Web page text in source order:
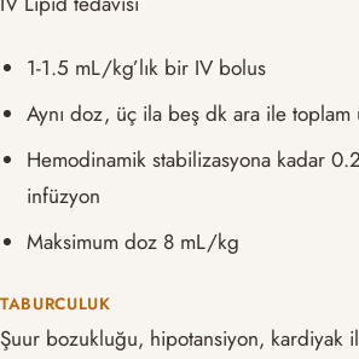
1-1.5 mL/kg’lık bir IV bolus
Aynı doz, üç ila beş dk ara ile toplam
Hemodinamik stabilizasyona kadar
infüzyon
Maksimum doz 8 mL/kg
TABURCULUK
Şuur bozukluğu, hipotansiyon, kardiyak